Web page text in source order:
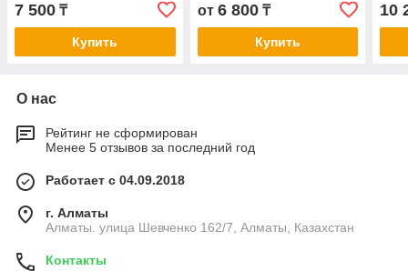
6W
7 500 ₸
Купить
от 6 800₸
Купить
10
О нас
Рейтинг не сформирован
Менее 5 отзывов за последний год
Работает с 04.09.2018
г. Алматы
Алматы. улица Шевченко 162/7, Алматы, Казахстан
Контакты